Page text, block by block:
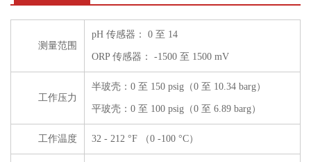
测量范围
pH 传感器： 0 至 14
ORP 传感器： -1500 至 1500 mV
工作压力
半玻壳：0 至 150 psig（0 至 10.34 barg）
平玻壳：0 至 100 psig（0 至 6.89 barg）
工作温度 32 - 212 °F （0 -100 °C）